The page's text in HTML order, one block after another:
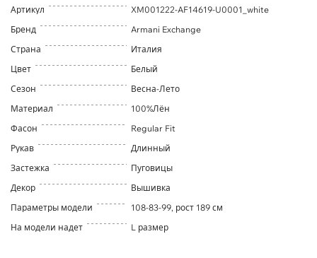
Артикул
XM001222-AF14619-U0001_white
Бренд
Armani Exchange
Страна
Италия
Цвет
Белый
Сезон
Весна-Лето
Материал
100%Лён
Фасон
Regular Fit
Рукав
Длинный
Застежка
Пуговицы
Декор
Вышивка
Параметры модели
108-83-99, рост 189 см
На модели надет
L размер